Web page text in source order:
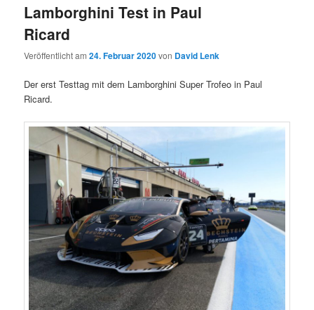
Lamborghini Test in Paul
Ricard
Veröffentlicht am24. Februar 2020von David Lenk
Der erst Testtag mit dem Lamborghini Super Trofeo in Paul
Ricard.